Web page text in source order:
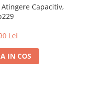
Capacitiv,
Lei
IN COS